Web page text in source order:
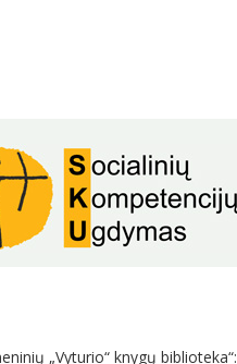
„Vyturio“ knygų biblioteka“: